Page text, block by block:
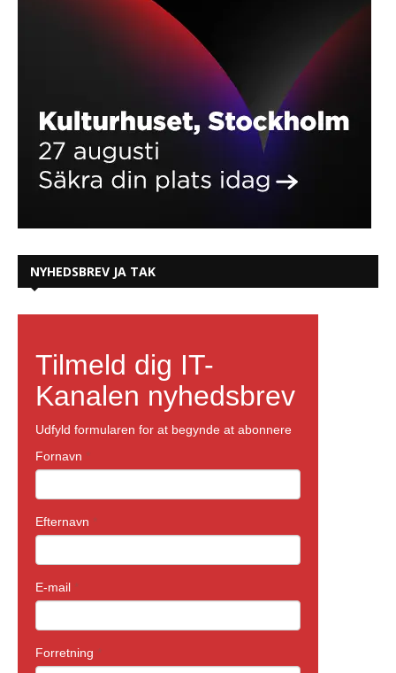
NYHEDSBREV JA TAK